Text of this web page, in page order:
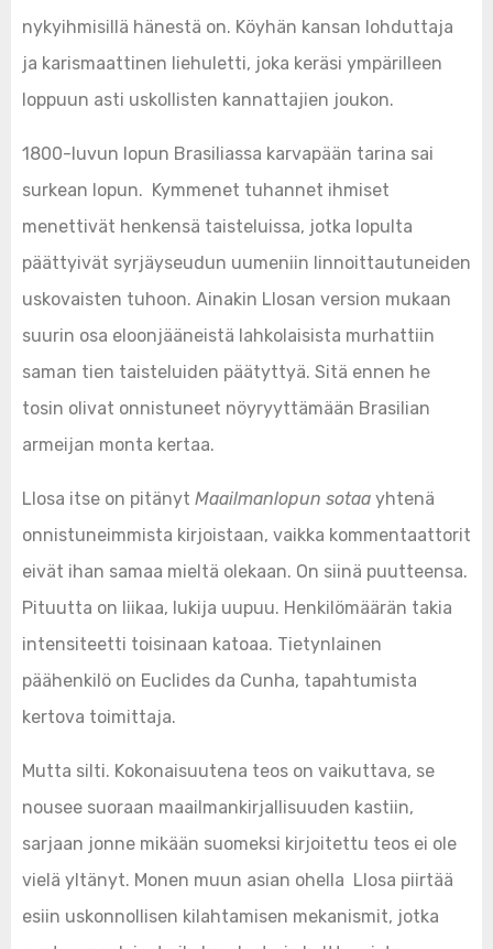
nykyihmisillä hänestä on. Köyhän kansan lohduttaja
ja karismaattinen liehuletti, joka keräsi ympärilleen
loppuun asti uskollisten kannattajien joukon.
1800-luvun lopun Brasiliassa karvapään tarina sai
surkean lopun. Kymmenet tuhannet ihmiset
menettivät henkensä taisteluissa, jotka lopulta
päättyivät syrjäyseudun uumeniin linnoittautuneiden
uskovaisten tuhoon. Ainakin Llosan version mukaan
suurin osa eloonjääneistä lahkolaisista murhattiin
saman tien taisteluiden päätyttyä. Sitä ennen he
tosin olivat onnistuneet nöyryyttämään Brasilian
armeijan monta kertaa.
Llosa itse on pitänyt Maailmanlopun sotaa yhtenä
onnistuneimmista kirjoistaan, vaikka kommentaattorit
eivät ihan samaa mieltä olekaan. On siinä puutteensa.
Pituutta on liikaa, lukija uupuu. Henkilömäärän takia
intensiteetti toisinaan katoaa. Tietynlainen
päähenkilö on Euclides da Cunha, tapahtumista
kertova toimittaja.
Mutta silti. Kokonaisuutena teos on vaikuttava, se
nousee suoraan maailmankirjallisuuden kastiin,
sarjaan jonne mikään suomeksi kirjoitettu teos ei ole
vielä yltänyt. Monen muun asian ohella Llosa piirtää
esiin uskonnollisen kilahtamisen mekanismit, jotka